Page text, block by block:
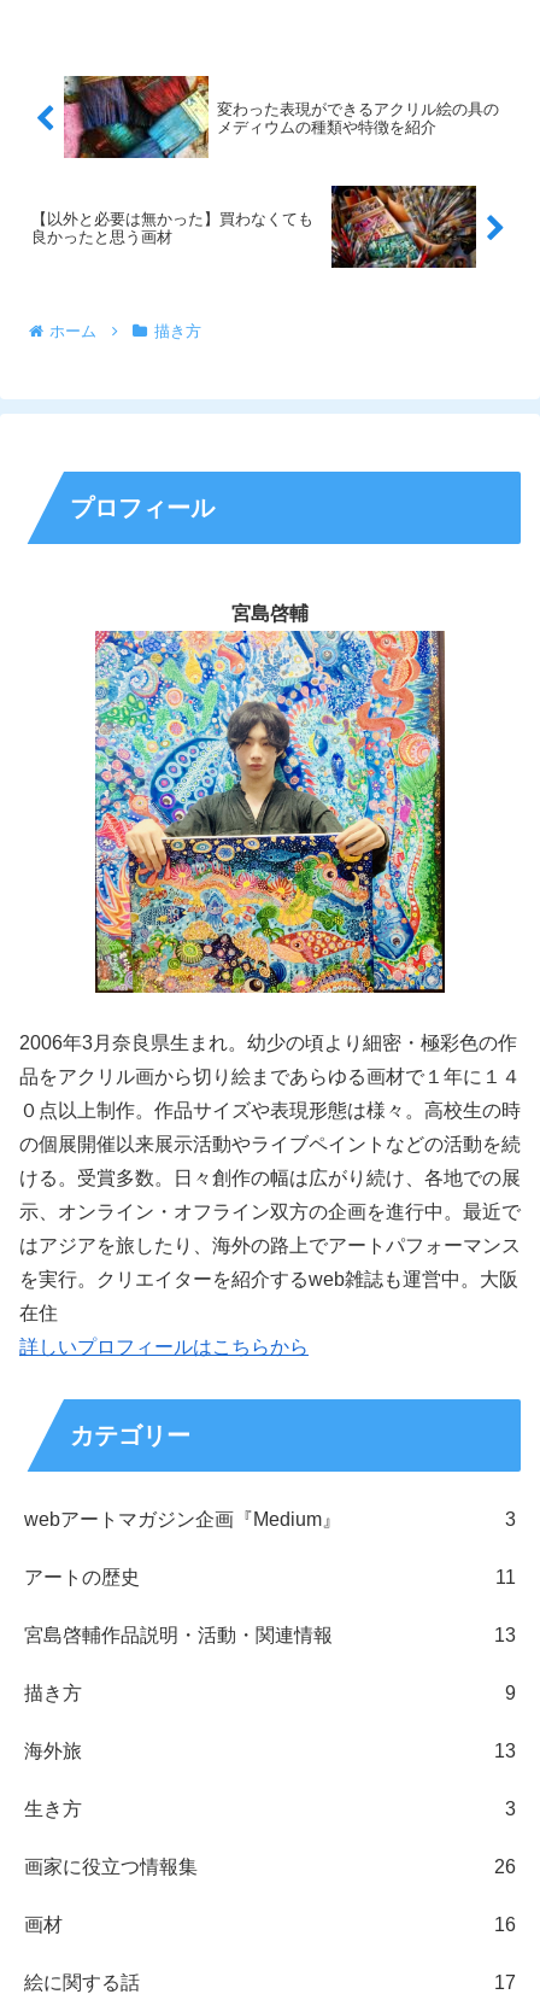
変わった表現ができるアクリル絵の具の
メディウムの種類や特徴を紹介
【以外と必要は無かった】買わなくても
良かったと思う画材
ホーム 描き方
プロフィール
宮島啓輔
2006年3月奈良県生まれ。幼少の頃より細密・極彩色の作
品をアクリル画から切り絵まであらゆる画材で１年に１４
０点以上制作。作品サイズや表現形態は様々。高校生の時
の個展開催以来展示活動やライブペイントなどの活動を続
ける。受賞多数。日々創作の幅は広がり続け、各地での展
示、オンライン・オフライン双方の企画を進行中。最近で
はアジアを旅したり、海外の路上でアートパフォーマンス
を実行。クリエイターを紹介するweb雑誌も運営中。大阪
在住
詳しいプロフィールはこちらから
カテゴリー
webアートマガジン企画『Medium』 3
アートの歴史 11
宮島啓輔作品説明・活動・関連情報 13
描き方 9
海外旅 13
生き方 3
画家に役立つ情報集 26
画材 16
絵に関する話 17